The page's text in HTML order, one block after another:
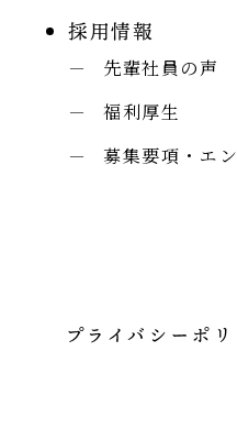
採用情報
先輩社員の声
福利厚生
募集要項・エ
プライバシーポリ